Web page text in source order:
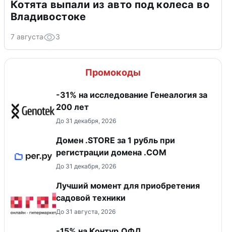
Котята выпали из авто под колеса во
Владивостоке
7 августа 3
Промокоды
-31% на исследование Генеалогия за
200 лет
До 31 декабря, 2026
Домен .STORE за 1 рубль при
регистрации домена .COM
До 31 декабря, 2026
Лучший момент для приобретения
садовой техники
До 31 августа, 2026